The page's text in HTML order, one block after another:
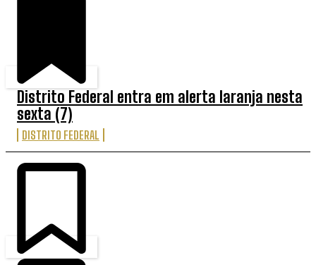
Distrito Federal entra em alerta laranja nesta
sexta (7)
DISTRITO FEDERAL